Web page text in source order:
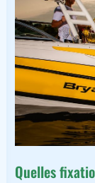
Quelles